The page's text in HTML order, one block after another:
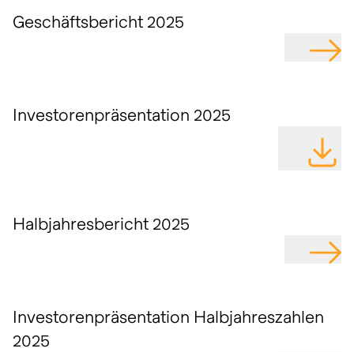
Geschäftsbericht 2025
GEHE
Investorenpräsentation 2025
DATEI
Halbjahresbericht 2025
GEHE
Investorenpräsentation Halbjahreszahlen
2025